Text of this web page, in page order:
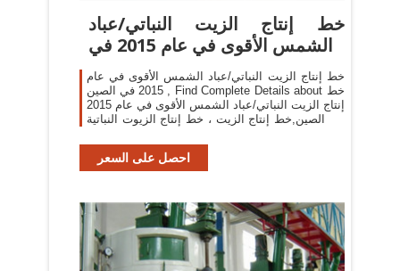
خط إنتاج الزيت النباتي/عباد
الشمس الأقوى في عام 2015 في
خط إنتاج الزيت النباتي/عباد الشمس الأقوى في عام
2015 في الصين , Find Complete Details about خط
إنتاج الزيت النباتي/عباد الشمس الأقوى في عام 2015
في الصين,خط إنتاج الزيت ، خط إنتاج الزيوت النباتية
Supplier
احصل على السعر